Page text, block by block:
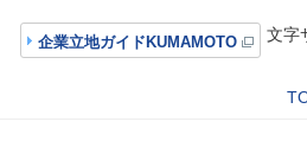
企業立地ガイドKUMAMOTO 文字